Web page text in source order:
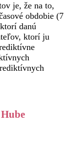
je, že na to,
obdobie (7
danú
ktorí ju